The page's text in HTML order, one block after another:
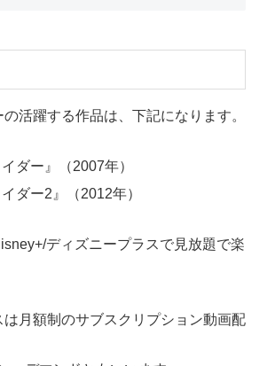
活躍する作品は、下記になります。
ダー』（2007年）
ダー2』（2012年）
ディズニープラスで見放題で楽
は月額制のサブスクリプション動画配